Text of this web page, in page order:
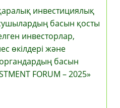
инвестициялық
басын қосты
инвесторлар,
өкілдері және
басын
FORUM – 2025»